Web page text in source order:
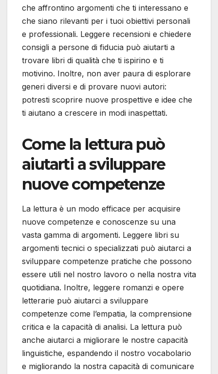
che affrontino argomenti che ti interessano e
che siano rilevanti per i tuoi obiettivi personali
e professionali. Leggere recensioni e chiedere
consigli a persone di fiducia può aiutarti a
trovare libri di qualità che ti ispirino e ti
motivino. Inoltre, non aver paura di esplorare
generi diversi e di provare nuovi autori:
potresti scoprire nuove prospettive e idee che
ti aiutano a crescere in modi inaspettati.
Come la lettura può
aiutarti a sviluppare
nuove competenze
La lettura è un modo efficace per acquisire
nuove competenze e conoscenze su una
vasta gamma di argomenti. Leggere libri su
argomenti tecnici o specializzati può aiutarci a
sviluppare competenze pratiche che possono
essere utili nel nostro lavoro o nella nostra vita
quotidiana. Inoltre, leggere romanzi e opere
letterarie può aiutarci a sviluppare
competenze come l’empatia, la comprensione
critica e la capacità di analisi. La lettura può
anche aiutarci a migliorare le nostre capacità
linguistiche, espandendo il nostro vocabolario
e migliorando la nostra capacità di comunicare